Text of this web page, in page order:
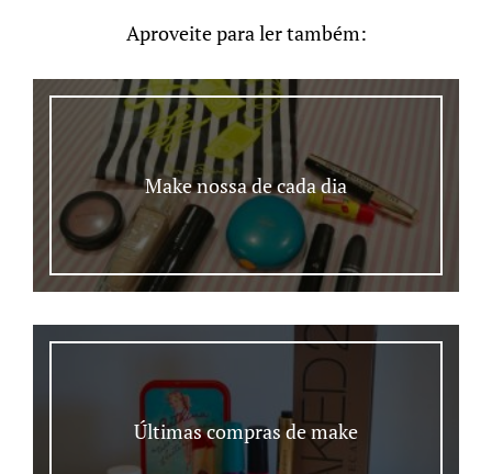
Aproveite para ler também:
Make nossa de cada dia
Últimas compras de make